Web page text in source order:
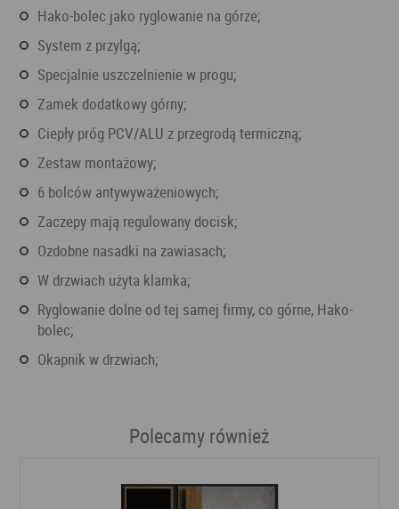
Hako-bolec jako ryglowanie na górze;
system z przylgą;
specjalnie uszczelnienie w progu;
zamek dodatkowy górny;
ciepły próg PCV/ALU z przegrodą termiczną;
zestaw montażowy;
6 bolców antywyważeniowych;
zaczepy mają regulowany docisk;
ozdobne nasadki na zawiasach;
w drzwiach użyta klamka;
ryglowanie dolne od tej samej firmy, co górne, Hako-
bolec;
okapnik w drzwiach;
Polecamy również